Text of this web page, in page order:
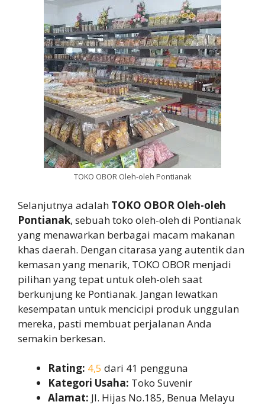
TOKO OBOR Oleh-oleh Pontianak
Selanjutnya adalah TOKO OBOR Oleh-oleh
Pontianak, sebuah toko oleh-oleh di Pontianak
yang menawarkan berbagai macam makanan
khas daerah. Dengan citarasa yang autentik dan
kemasan yang menarik, TOKO OBOR menjadi
pilihan yang tepat untuk oleh-oleh saat
berkunjung ke Pontianak. Jangan lewatkan
kesempatan untuk mencicipi produk unggulan
mereka, pasti membuat perjalanan Anda
semakin berkesan.
Rating: 4,5 dari 41 pengguna
Kategori Usaha: Toko Suvenir
Alamat: Jl. Hijas No.185, Benua Melayu